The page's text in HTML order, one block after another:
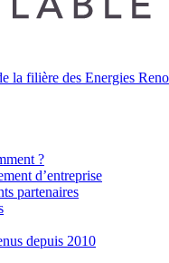
la filière des Energies
?
d’entreprise
partenaires
depuis 2010